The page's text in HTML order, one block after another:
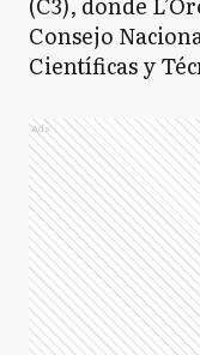
Consejo
Científicas y
Ads